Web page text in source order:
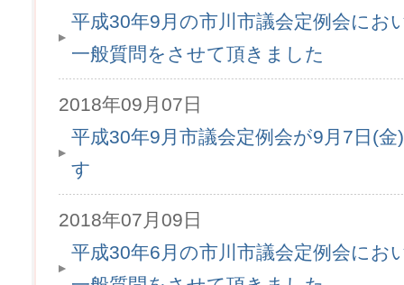
平成30年9月の市川市議会定例会にお
一般質問をさせて頂きました
2018年09月07日
平成30年9月市議会定例会が9月7日(
す
2018年07月09日
平成30年6月の市川市議会定例会にお